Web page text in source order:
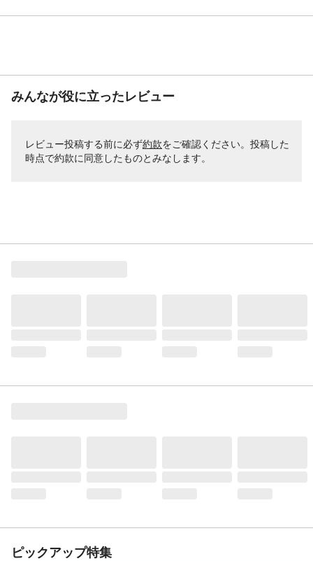
みんなが役に立ったレビュー
レビュー投稿する前に必ず約款をご確認ください。投稿した
時点で約款に同意したものとみなします。
ピックアップ特集